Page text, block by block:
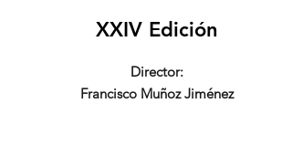
XXIV Edición
Director:
Francisco Muñoz Jiménez